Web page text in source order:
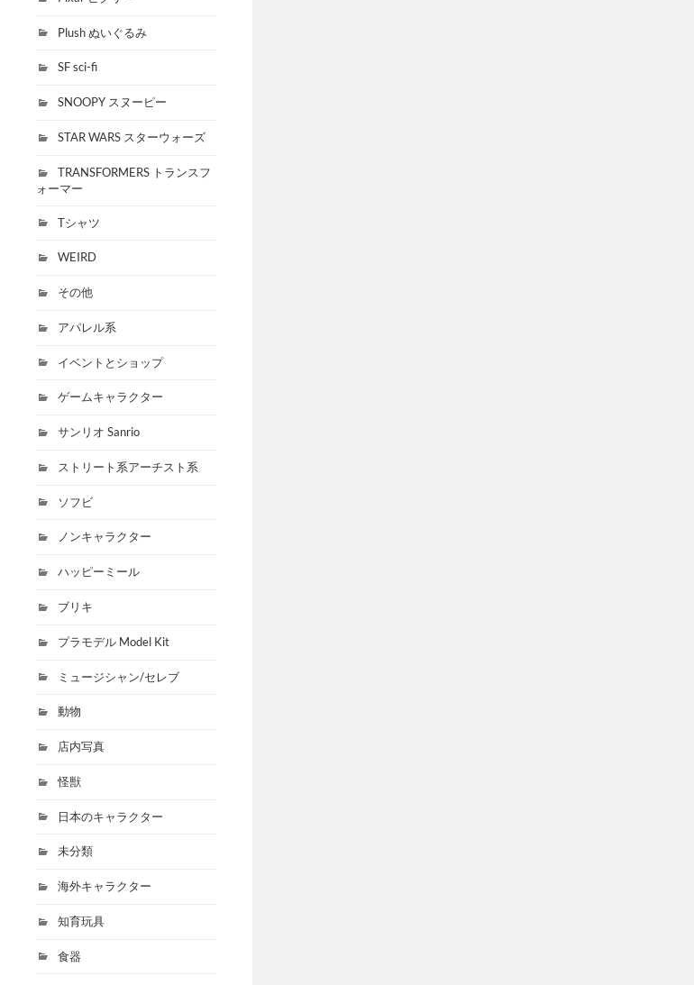
Plush ぬいぐるみ
SF sci-fi
SNOOPY スヌーピー
STAR WARS スターウォーズ
TRANSFORMERS トランスフ
ォーマー
Tシャツ
WEIRD
その他
アパレル系
イベントとショップ
ゲームキャラクター
サンリオ Sanrio
ストリート系アーチスト系
ソフビ
ノンキャラクター
ハッピーミール
ブリキ
プラモデル Model Kit
ミュージシャン/セレブ
動物
店内写真
怪獣
日本のキャラクター
未分類
海外キャラクター
知育玩具
食器